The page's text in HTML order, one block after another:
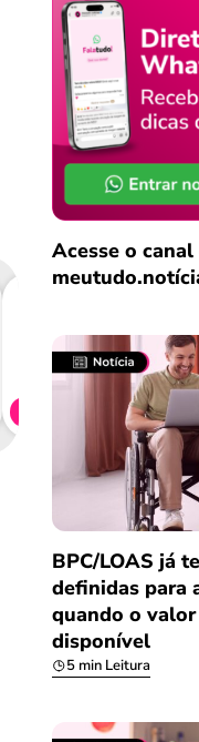
Acesse o
BPC/LOAS já
definidas para
quando o
disponível
5 min Leitura